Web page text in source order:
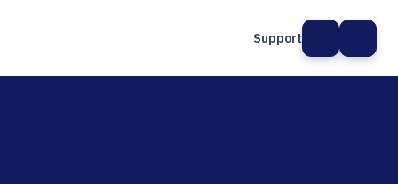
Support